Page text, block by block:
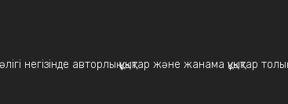
авторлық құқықтар және жанама құқықтар толық